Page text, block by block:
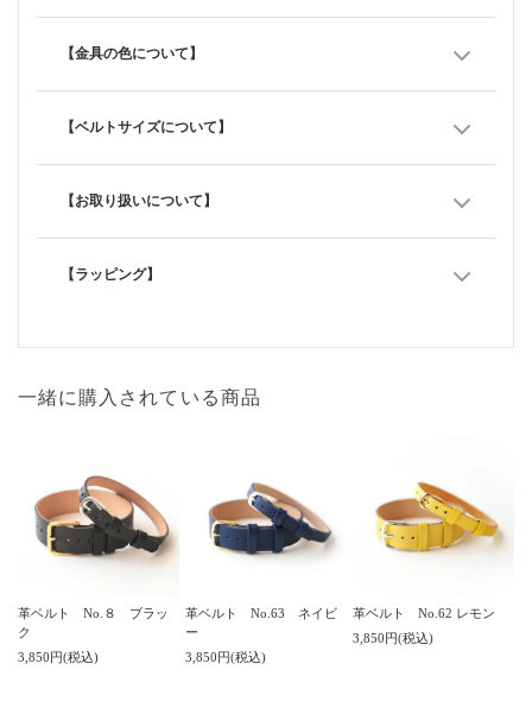
【金具の色について】
【ベルトサイズについて】
【お取り扱いについて】
【ラッピング】
一緒に購入されている商品
革ベルト No.８ ブラッ
ク
3,850円(税込)
革ベルト No.63 ネイビ
ー
3,850円(税込)
革ベルト No.62 レモン
3,850円(税込)